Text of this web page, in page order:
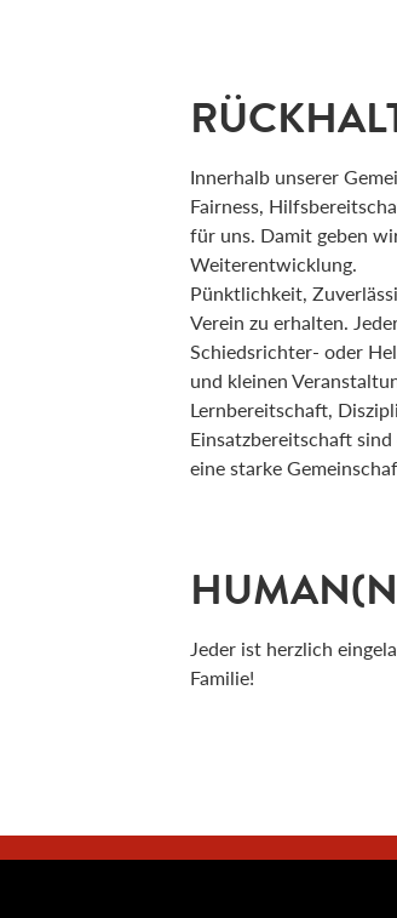
Innerhalb unserer
Fairness,
für uns. Damit geben
Weiterentwicklung.
Pünktlichkeit,
Verein zu erhalten.
Schiedsrichter- oder
und kleinen
Lernbereitschaft,
Einsatzbereitschaft
eine starke
Jeder ist herzlich
Familie!